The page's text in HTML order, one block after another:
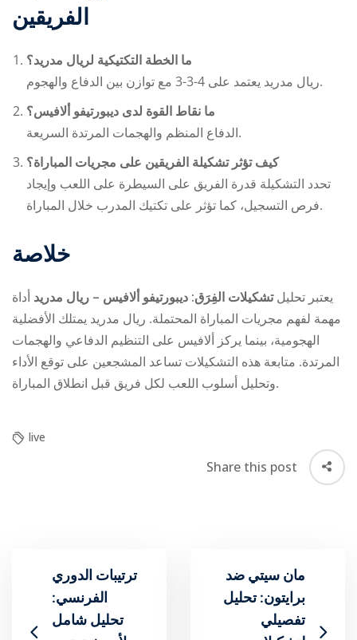
الفريقين
ما الخطة التكتيكية لريال مدريد؟
ريال مدريد يعتمد على 4-3-3 مع توازن بين الدفاع والهجوم.
ما نقاط القوة لدى ديبورتيفو ألافيس؟
الدفاع المنظم والهجمات المرتدة السريعة.
كيف تؤثر تشكيلة الفريقين على مجريات المباراة؟
تحدد التشكيلة قدرة الفريق على السيطرة على اللعب وإيجاد
فرص التسجيل، كما تؤثر على تكتيك المدرب خلال المباراة.
خلاصة
يعتبر تحليلتشكيلات الفِرَق: ديبورتيفو ألافيس – ريال مدريد أداة
مهمة لفهم مجريات المباراة المحتملة. ريال مدريد يمتلك الأفضلية
الهجومية، بينما يركز ألافيس على التنظيم الدفاعي والهجمات
المرتدة. متابعة هذه التشكيلات تساعد المشجعين على توقع الأداء
وتحليل أسلوب اللعب لكل فريق قبل انطلاق المباراة.
live
Share this post
ترتيبات الدوري
الفرنسي:
تحليل شامل
مان سيتي ضد
برايتون: تحليل
تفصيلي